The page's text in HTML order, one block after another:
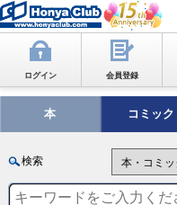
ログイン 会員登録
本 コミック
検索